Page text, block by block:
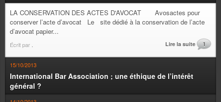
LA CONSERVATION DES ACTES D'AVOCAT Avosactes pour
conserver l’acte d’avocat Le site dédié à la conservation de l’acte
d’avocat papier...
Écrit par Lire la suite 1
15/10/2013
International Bar Association ; une éthique de l’intérêt
général ?